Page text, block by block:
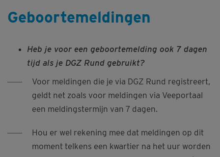
Geboortemeldingen
Heb je voor een geboortemelding ook 7 dagen
tijd als je DGZ Rund gebruikt?
Voor meldingen die je via DGZ Rund registreert,
geldt net zoals voor meldingen via Veeportaal
een meldingstermijn van 7 dagen.
Hou er wel rekening mee dat meldingen op dit
moment telkens een kwartier na het uur worden